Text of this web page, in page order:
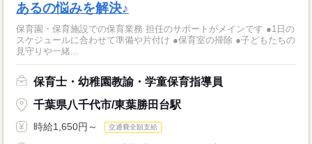
あるの悩みを解決♪
保育園・保育施設での保育業務 担任のサポートがメインです ●1日の
スケジュールに合わせて準備や片付け ●保育室の掃除 ●子どもたちの
見守りや一緒...
保育士・幼稚園教諭・学童保育指導員
千葉県八千代市/東葉勝田台駅
時給1,650円～ 交通費全額支給